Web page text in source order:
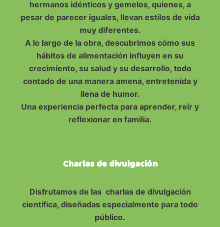
hermanos idénticos y gemelos, quienes, a
pesar de parecer iguales, llevan estilos de vida
muy diferentes.
A lo largo de la obra, descubrimos cómo sus
hábitos de alimentación influyen en su
crecimiento, su salud y su desarrollo, todo
contado de una manera amena, entretenida y
llena de humor.
Una experiencia perfecta para aprender, reír y
reflexionar en familia.
Charlas de divulgación
Disfrutamos de las charlas de divulgación
científica, diseñadas especialmente para todo
público.